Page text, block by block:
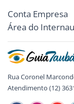
Conta Empresa
Área do
Rua Coronel
Atendimento (12)